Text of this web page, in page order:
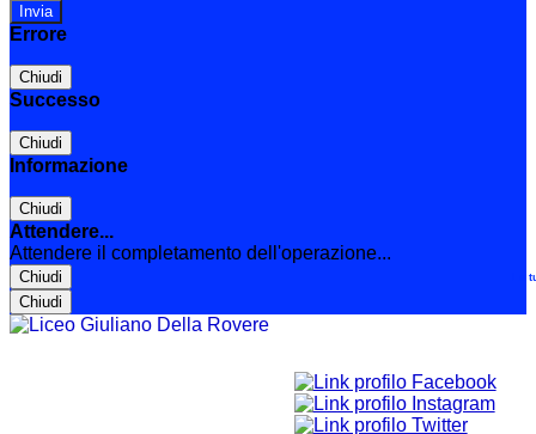
Errore
Chiudi
Successo
Chiudi
Informazione
Chiudi
Attendere...
Attendere il completamento dell'operazione...
Chiudi
Chiudi
Le